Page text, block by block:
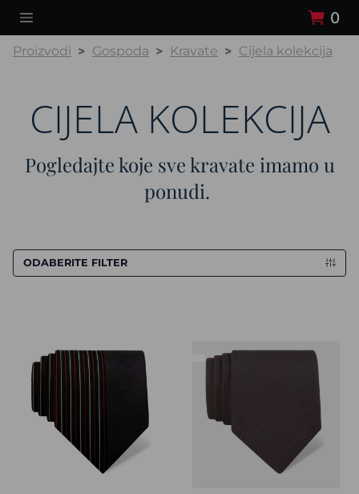
0
Proizvodi Gospoda Kravate Cijela kolekcija
CIJELA KOLEKCIJA
Pogledajte koje sve kravate imamo u
ponudi.
ODABERITE FILTER